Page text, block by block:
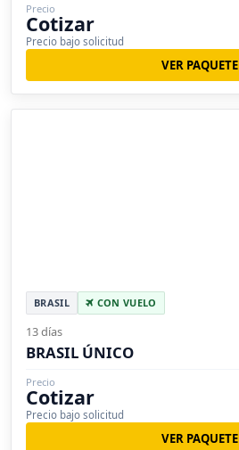
Precio
Cotizar
Precio bajo solicitud
VER PAQUETE
BRASIL CON VUELO
13 días
BRASIL ÚNICO
Precio
Cotizar
Precio bajo solicitud
VER PAQUETE